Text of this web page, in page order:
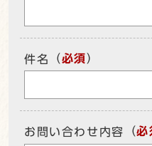
件名 （必須）
お問い合わせ内容 （必